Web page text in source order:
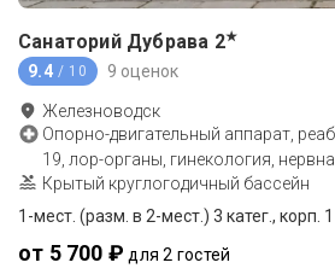
Санаторий Дубрава 2★
9.4 / 10 9 оценок
Железноводск
Опорно-двигательный аппарат,
19, лор-органы, гинекология,
Крытый круглогодичный бассейн
1-мест. (разм. в 2-мест.) 3 катег., корп. 1
от 5 700 ₽ для 2 гостей